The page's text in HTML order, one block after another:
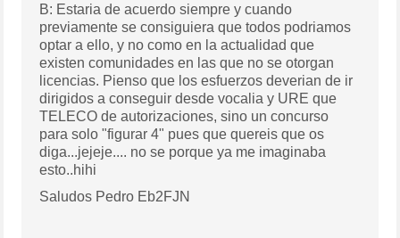
B: Estaria de acuerdo siempre y cuando
previamente se consiguiera que todos podriamos
optar a ello, y no como en la actualidad que
existen comunidades en las que no se otorgan
licencias. Pienso que los esfuerzos deverian de ir
dirigidos a conseguir desde vocalia y URE que
TELECO de autorizaciones, sino un concurso
para solo "figurar 4" pues que quereis que os
diga...jejeje.... no se porque ya me imaginaba
esto..hihi
Saludos Pedro Eb2FJN